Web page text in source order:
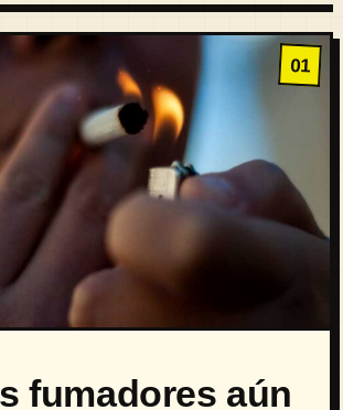
01
fumadores aún